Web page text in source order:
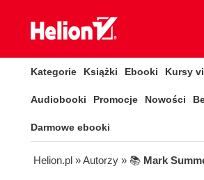
Kategorie Książki Ebooki Kursy
Audiobooki Promocje Nowości
Darmowe ebooki
Helion.pl » Autorzy » 📚 Mark